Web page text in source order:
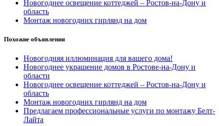
Новогоднее освещение коттеджей – Ростов-на-Дону и
область
Монтаж новогодних гирлянд на дом
Похожие объявления
Новогодняя иллюминация для вашего дома!
Новогоднее украшение домов в Ростове-на-Дону и
области
Новогоднее освещение коттеджей – Ростов-на-Дону и
область
Монтаж новогодних гирлянд на дом
Предлагаем профессиональные услуги по монтажу Белт-
Лайта